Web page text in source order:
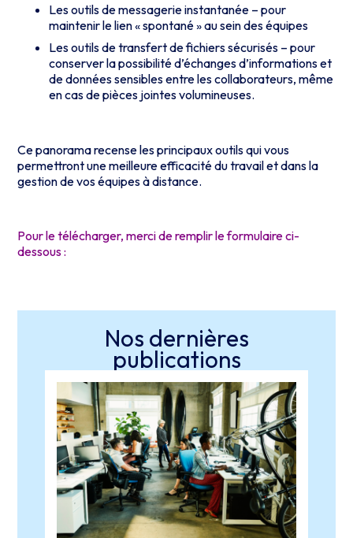
Les outils de messagerie instantanée – pour
maintenir le lien « spontané » au sein des équipes
Les outils de transfert de fichiers sécurisés – pour
conserver la possibilité d’échanges d’informations et
de données sensibles entre les collaborateurs, même
en cas de pièces jointes volumineuses.
Ce panorama recense les principaux outils qui vous
permettront une meilleure efficacité du travail et dans la
gestion de vos équipes à distance.
Pour le télécharger, merci de remplir le formulaire ci-
dessous :
Nos dernières
publications